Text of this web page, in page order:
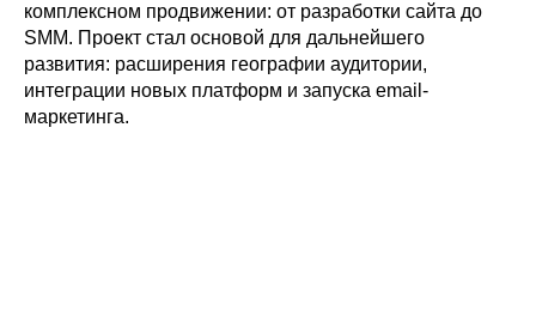
комплексном продвижении: от разработки сайта до
SMM. Проект стал основой для дальнейшего
развития: расширения географии аудитории,
интеграции новых платформ и запуска email-
маркетинга.